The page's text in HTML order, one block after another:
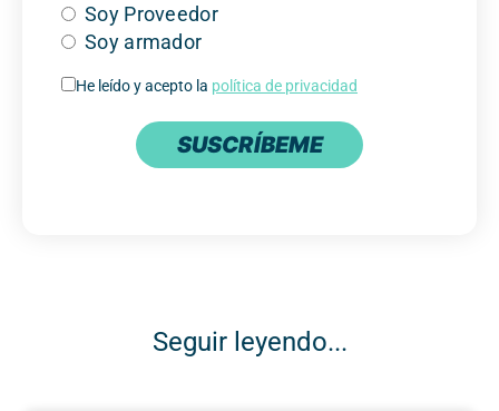
Soy Proveedor
Soy armador
He leído y acepto la política de privacidad
SUSCRÍBEME
Seguir leyendo...